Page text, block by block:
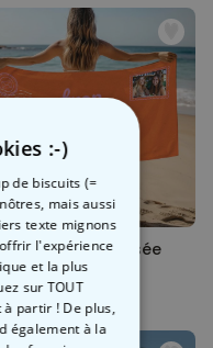
personnalisée
Postale
CHF
:-)
de biscuits (=
mais aussi
texte mignons
l'expérience
et la plus
sur TOUT
à partir ! De plus,
également à la